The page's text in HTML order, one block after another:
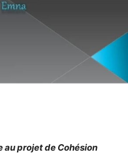
projet de Cohésion